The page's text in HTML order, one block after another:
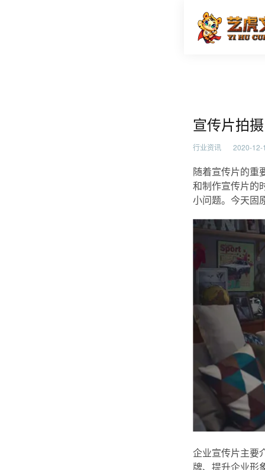
宣传片
宣传片拍
行业资讯 2020-12-
随着宣传片的重
和制作宣传片的
小问题。今天固
企业宣传片主要
牌、提升企业形